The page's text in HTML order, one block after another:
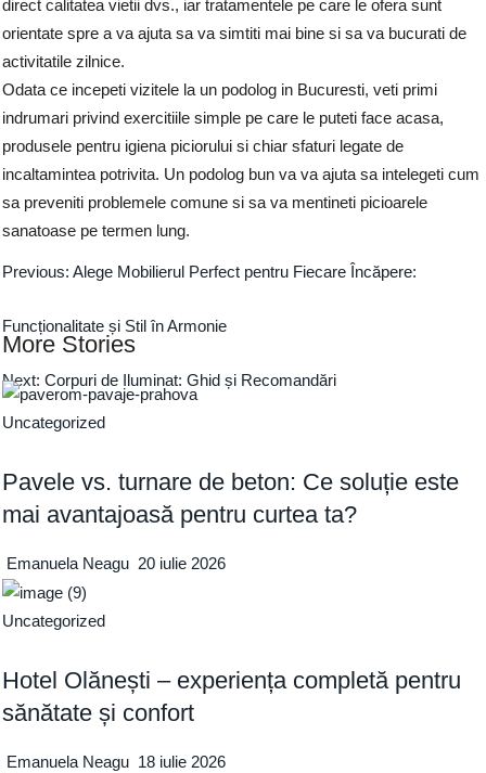
direct calitatea vietii dvs., iar tratamentele pe care le ofera sunt
orientate spre a va ajuta sa va simtiti mai bine si sa va bucurati de
activitatile zilnice.
Odata ce incepeti vizitele la un podolog in Bucuresti, veti primi
indrumari privind exercitiile simple pe care le puteti face acasa,
produsele pentru igiena piciorului si chiar sfaturi legate de
incaltamintea potrivita. Un podolog bun va va ajuta sa intelegeti cum
sa preveniti problemele comune si sa va mentineti picioarele
sanatoase pe termen lung.
Previous:Alege Mobilierul Perfect pentru Fiecare Încăpere:
Funcționalitate și Stil în Armonie
Next:Corpuri de Iluminat: Ghid și Recomandări
More Stories
Uncategorized
Pavele vs. turnare de beton: Ce soluție este
mai avantajoasă pentru curtea ta?
Emanuela Neagu 20 iulie 2026
Uncategorized
Hotel Olănești – experiența completă pentru
sănătate și confort
Emanuela Neagu 18 iulie 2026